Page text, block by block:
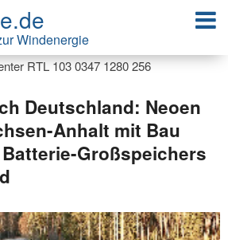
Windenergie
Deutschland: Neoen
Anhalt mit Bau
Großspeichers